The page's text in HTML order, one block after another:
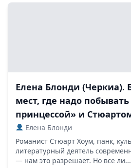
Елена Блонди (Черкиа).
мест, где надо
принцессой» и
Елена Блонди
Романист Стюарт Хоум, панк,
литературный деятель
— нам это разрешает. Но все ли...